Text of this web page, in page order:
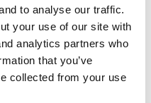
to analyse our traffic.
your use of our site with
analytics partners who
that you’ve
collected from your use
den
WARENKORB